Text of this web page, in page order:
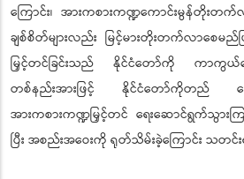
ကြောင်း၊ အားကစားကဏ္ဍကောင်းမွန်တိုးတ
ချစ်စိတ်များလည်း မြင့်မားတိုးတက်လာစေမည်ဖ
မြှင့်တင်ခြင်းသည် နိုင်ငံတော်ကို ကာကွယ်စောင့်
တစ်နည်းအားဖြင့် နိုင်ငံတော်ကိုတည် ဆောက်
အားကစားကဏ္ဍမြှင့်တင် ရေးဆောင်ရွက်သွားကြ
ပြီး အစည်းအဝေးကို ရုတ်သိမ်းခဲ့ကြောင်း သတင်